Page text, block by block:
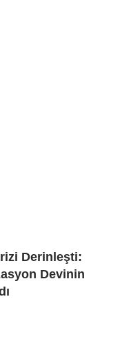
Derinleşti:
Devinin